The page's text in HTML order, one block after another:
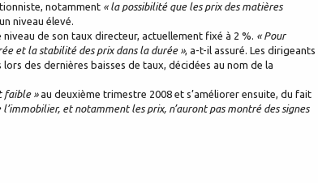
notamment « la possibilité que les prix des matières
niveau élevé.
de son taux directeur, actuellement fixé à 2 %. « Pour
et la stabilité des prix dans la durée », a-t-il assuré. Les dirigeants
des dernières baisses de taux, décidées au nom de la
faible »au deuxième trimestre 2008 et s’améliorer ensuite, du fait
et notamment les prix, n’auront pas montré des signes